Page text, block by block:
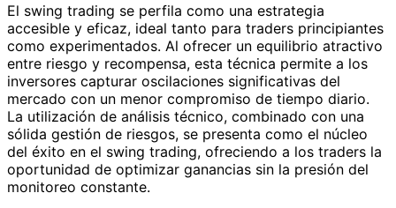
El swing trading se perfila como una estrategia
accesible y eficaz, ideal tanto para traders principiantes
como experimentados. Al ofrecer un equilibrio atractivo
entre riesgo y recompensa, esta técnica permite a los
inversores capturar oscilaciones significativas del
mercado con un menor compromiso de tiempo diario.
La utilización de análisis técnico, combinado con una
sólida gestión de riesgos, se presenta como el núcleo
del éxito en el swing trading, ofreciendo a los traders la
oportunidad de optimizar ganancias sin la presión del
monitoreo constante.